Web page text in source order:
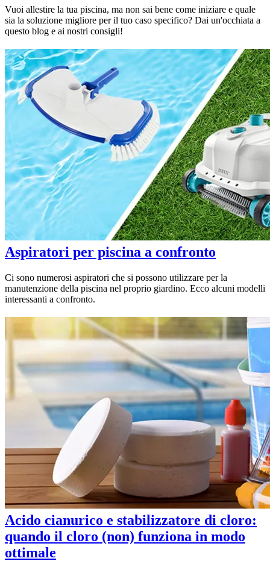
Vuoi allestire la tua piscina, ma non sai bene come iniziare e quale
sia la soluzione migliore per il tuo caso specifico? Dai un'occhiata a
questo blog e ai nostri consigli!
Aspiratori per piscina a confronto
Ci sono numerosi aspiratori che si possono utilizzare per la
manutenzione della piscina nel proprio giardino. Ecco alcuni modelli
interessanti a confronto.
Acido cianurico e stabilizzatore di cloro:
quando il cloro (non) funziona in modo
ottimale